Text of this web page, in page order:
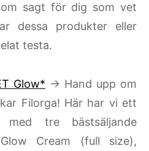
sagt för dig som vet
dessa produkter eller
testa.
Glow* → Hand upp om
Filorga! Här har vi ett
tre bästsäljande
Cream (full size),